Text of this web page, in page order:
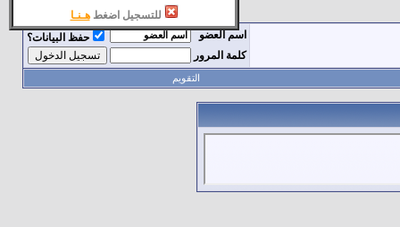
للتسجيل اضغط هـنـا
اسم العضو
حفظ البيانات؟
كلمة المرور
التقويم